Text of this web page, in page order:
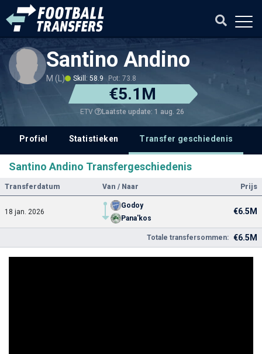
Santino Andino
M (L) Skill: 58.9 Pot: 73.8
€5.1M
ETV Laatste update: 1 aug. 26
Profiel Statistieken Transfer geschiedenis
Santino Andino Transfergeschiedenis
Transferdatum Van / Naar Prijs
18 jan. 2026
Godoy
Pana'kos
€6.5M
Totale transfersommen: €6.5M